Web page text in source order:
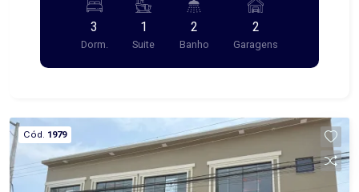
sofisticação e um projeto arquitetônico
contemporâneo, este sobrado é a escolha
perfeita! Em fase de construção, está sendo
edificado com materiais de alta qualidade e
integrados - Ambientes amplos e bem
iluminados - Suíte master com sacada - Garagem
para 2 carros Localização: Região nobre e muito
valorizada, próxima a comércios, escolas e vias
3
Dorm.
1
Suite
2
Banho
2
Garagens
Cód. 1979